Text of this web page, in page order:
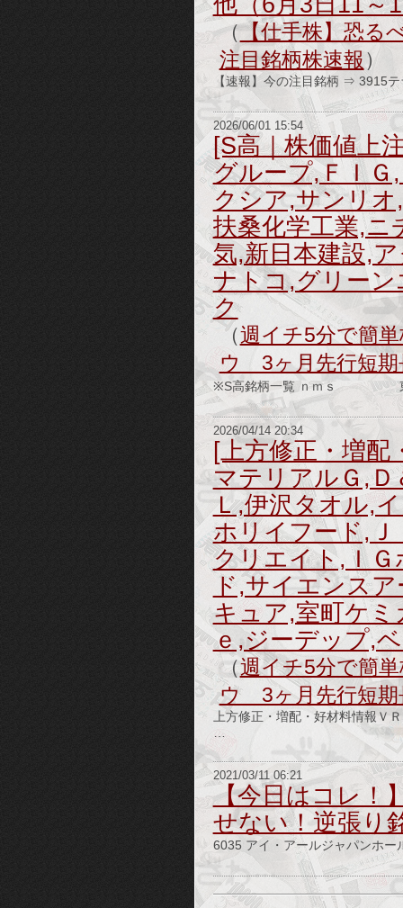
（【仕手株】恐る
注目銘柄株速報）
【速報】今の注目銘柄 ⇒ 3915
2026/06/01 15:54
[S高｜株価値上
グループ,ＦＩ
クシア,サンリ
扶桑化学工業,ニ
気,新日本建設,
ナトコ,グリー
ク
（週イチ5分で簡
ウ 3ヶ月先行短期
※S高銘柄一覧 ｎｍｓ 東
2026/04/14 20:34
[上方修正・増
マテリアルＧ,
Ｌ,伊沢タオル,
ホリイフード,
クリエイト,Ｉ
ド,サイエンス
キュア,室町ケミ
ｅ,ジーデップ,
（週イチ5分で簡
ウ 3ヶ月先行短期
上方修正・増配・好材料情報
2021/03/11 06:21
【今日はコレ！
せない！逆張り
6035 アイ・アールジャパンホ